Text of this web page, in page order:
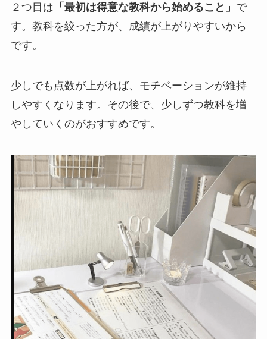
２つ目は 「最初は得意な教科から始めること」 で
す。教科を絞った方が、成績が上がりやすいから
です。
少しでも点数が上がれば、モチベーションが維持
しやすくなります。その後で、少しずつ教科を増
やしていくのがおすすめです。